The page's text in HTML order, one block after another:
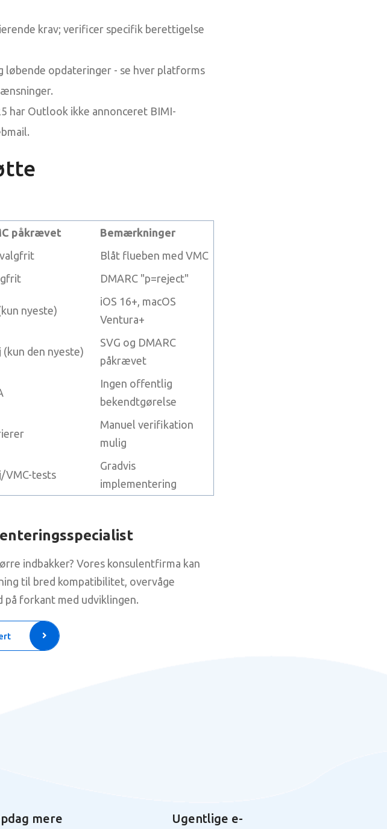
krav; verificer specifik berettigelse
løbende opdateringer - se hver platforms
har Outlook ikke annonceret BIMI-
påkrævet
Bemærkninger
Blåt flueben med VMC
DMARC "p=reject"
nyeste)
iOS 16+, macOS
Ventura+
(kun den nyeste)
SVG og DMARC
påkrævet
Ingen offentlig
bekendtgørelse
Manuel verifikation
mulig
VMC-tests
Gradvis
implementering
indbakker? Vores konsulentfirma kan
til bred kompatibilitet, overvåge
forkant med udviklingen.
mere Ugentlige e-